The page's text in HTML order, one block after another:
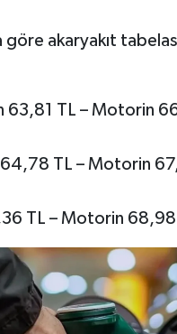
akaryakıt
63,81 TL – Motorin
TL – Motorin
TL – Motorin 68,98